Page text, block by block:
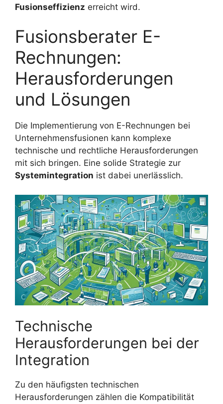
Fusionseffizienz erreicht wird.
Fusionsberater E-
Rechnungen:
Herausforderungen
und Lösungen
Die Implementierung von E-Rechnungen bei
Unternehmensfusionen kann komplexe
technische und rechtliche Herausforderungen
mit sich bringen. Eine solide Strategie zur
Systemintegration ist dabei unerlässlich.
Technische
Herausforderungen bei der
Integration
Zu den häufigsten technischen
Herausforderungen zählen die Kompatibilität